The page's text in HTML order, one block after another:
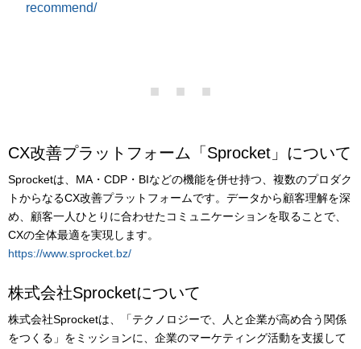
会社概要
創業の想い
沿革
ビジョン・ミッション・バリュー
ロゴマーク
マーケティングお役立ち資料
recommend/
CX改善プラットフォーム「Sprocket」について
Sprocketは、MA・CDP・BIなどの機能を併せ持つ、複数のプロダク
トからなるCX改善プラットフォームです。データから顧客理解を深
め、顧客一人ひとりに合わせたコミュニケーションを取ることで、
CXの全体最適を実現します。
https://www.sprocket.bz/
株式会社Sprocketについて
株式会社Sprocketは、「テクノロジーで、人と企業が高め合う関係
をつくる」をミッションに、企業のマーケティング活動を支援して